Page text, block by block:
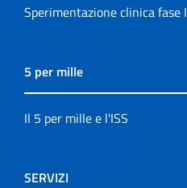
Sperimentazione clinica fase I
5 per mille
Il 5 per mille e l'ISS
SERVIZI